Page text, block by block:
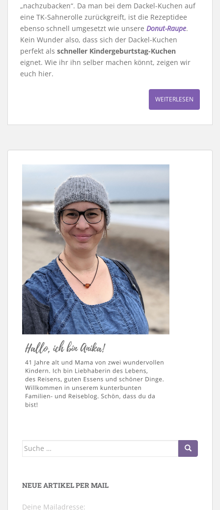
„nachzubacken“. Da man bei dem Dackel-Kuchen auf
eine TK-Sahnerolle zurückgreift, ist die Rezeptidee
ebenso schnell umgesetzt wie unsere Donut-Raupe.
Kein Wunder also, dass sich der Dackel-Kuchen
perfekt als schneller Kindergeburtstag-Kuchen
eignet. Wie ihr ihn selber machen könnt, zeigen wir
euch hier.
WEITERLESEN
Suche
NEUE ARTIKEL PER MAIL
Deine Mailadresse: